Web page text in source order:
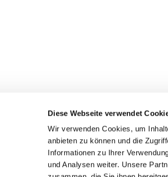
Diese Webseite verwendet
Wir verwenden Cookies, um
anbieten zu können und die
Informationen zu Ihrer
und Analysen weiter. Unsere
+49 2324 25488